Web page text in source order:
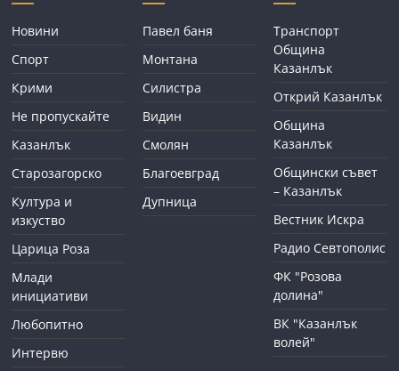
Новини
Спорт
Крими
Не пропускайте
Казанлък
Старозагорско
Култура и
изкуство
Царица Роза
Млади
инициативи
Любопитно
Интервю
Павел баня
Монтана
Силистра
Видин
Смолян
Благоевград
Дупница
Транспорт
Община
Казанлък
Открий Казанлък
Община
Казанлък
Общински съвет
– Казанлък
Вестник Искра
Радио Севтополис
ФК "Розова
долина"
ВК "Казанлък
волей"